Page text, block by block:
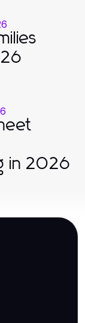
in 2026